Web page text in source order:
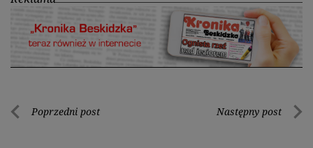
Nawigacja
Poprzedni post Następny post